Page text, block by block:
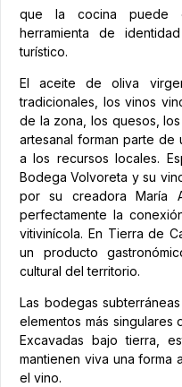
que la cocina puede
herramienta de
turístico.
El aceite de oliva
tradicionales, los vinos
de la zona, los quesos,
artesanal forman parte de
a los recursos locales.
Bodega Volvoreta y su
por su creadora María
perfectamente la
vitivinícola. En Tierra de
un producto
cultural del territorio.
Las bodegas
elementos más singulares
Excavadas bajo tierra,
mantienen viva una forma
el vino.